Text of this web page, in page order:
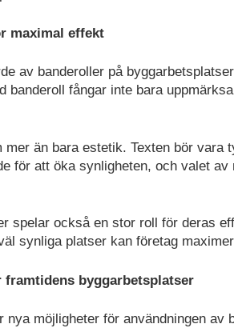
maximal effekt
av banderoller på
banderoll fångar inte bara
mer än bara estetik. Texten bör
för att öka synligheten, och valet
spelar också en stor roll för deras
synliga platser kan företag
byggarbetsplatser
nya möjligheter för användningen